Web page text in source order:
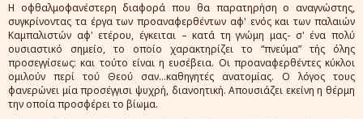
Η οφθαλμοφανέστερη διαφορά που θα παρατηρήση ο αναγνώστης,
συγκρίνοντας τα έργα των προαναφερθέντων αφ' ενός και των παλαιών
Καμπαλιστών αφ' ετέρου, έγκειται – κατά τη γνώμη μας- σ' ένα πολύ
ουσιαστικό σημείο, το οποίο χαρακτηρίζει το “πνεύμα” τής όλης
προσεγγίσεως: και τούτο είναι η ευσέβεια. Οι προαναφερθέντες κύκλοι
ομιλούν περί τού Θεού σαν...καθηγητές ανατομίας. Ο λόγος τους
φανερώνει μία προσέγγισι ψυχρή, διανοητική. Απουσιάζει εκείνη η θέρμη
την οποία προσφέρει το βίωμα.